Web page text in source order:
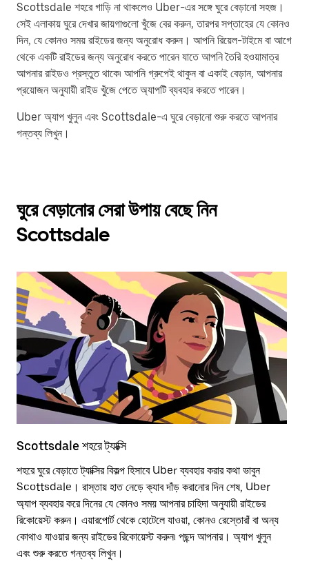
Scottsdale শহরে গাড়ি না থাকলেও Uber-এর সঙ্গে ঘুরে বেড়ানো সহজ।
সেই এলাকায় ঘুরে দেখার জায়গাগুলো খুঁজে বের করুন, তারপর সপ্তাহের যে কোনও
দিন, যে কোনও সময় রাইডের জন্য অনুরোধ করুন। আপনি রিয়েল-টাইমে বা আগে
থেকে একটি রাইডের জন্য অনুরোধ করতে পারেন যাতে আপনি তৈরি হওয়ামাত্র
আপনার রাইডও প্রস্তুত থাকে৷ আপনি গ্রুপেই থাকুন বা একাই বেড়ান, আপনার
প্রয়োজন অনুযায়ী রাইড খুঁজে পেতে অ্যাপটি ব্যবহার করতে পারেন।
Uber অ্যাপ খুলুন এবং Scottsdale-এ ঘুরে বেড়ানো শুরু করতে আপনার
গন্তব্য লিখুন।
ঘুরে বেড়ানোর সেরা উপায় বেছে নিন
Scottsdale
Scottsdale শহরে ট্যাক্সি
শহরে ঘুরে বেড়াতে ট্যাক্সির বিকল্প হিসাবে Uber ব্যবহার করার কথা ভাবুন
Scottsdale। রাস্তায় হাত নেড়ে ক্যাব দাঁড় করানোর দিন শেষ, Uber
অ্যাপ ব্যবহার করে দিনের যে কোনও সময় আপনার চাহিদা অনুযায়ী রাইডের
রিকোয়েস্ট করুন। এয়ারপোর্ট থেকে হোটেলে যাওয়া, কোনও রেস্তোরাঁ বা অন্য
কোথাও যাওয়ার জন্য রাইডের রিকোয়েস্ট করুন৷ পছন্দ আপনার। অ্যাপ খুলুন
এবং শুরু করতে গন্তব্য লিখুন।